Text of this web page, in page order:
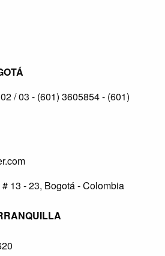
/ 03 - (601) 3605854 - (601)
13 - 23, Bogotá - Colombia